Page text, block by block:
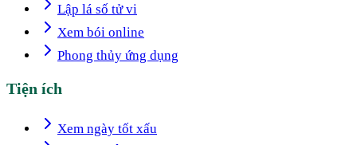
Lập lá số tử vi
Xem bói online
Phong thủy ứng dụng
Tiện ích
Xem ngày tốt xấu